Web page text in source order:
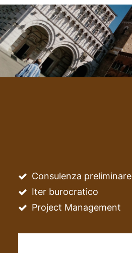
Consulenza preliminare
Iter burocratico
Project Management